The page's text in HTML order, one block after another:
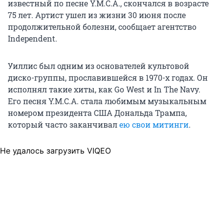
известный по песне Y.M.C.A., скончался в возрасте
75 лет. Артист ушел из жизни 30 июня после
продолжительной болезни, сообщает агентство
Independent.
Уиллис был одним из основателей культовой
диско-группы, прославившейся в 1970-х годах. Он
исполнял такие хиты, как Go West и In The Navy.
Его песня Y.M.C.A. стала любимым музыкальным
номером президента США Дональда Трампа,
который часто заканчивалею свои митинги.
Не удалось загрузить VIQEO